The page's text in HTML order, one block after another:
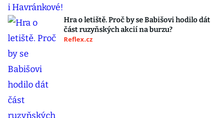
Hra o letiště. Proč by se Babišovi hodilo dát
část ruzyňských akcií na burzu?
Reflex.cz